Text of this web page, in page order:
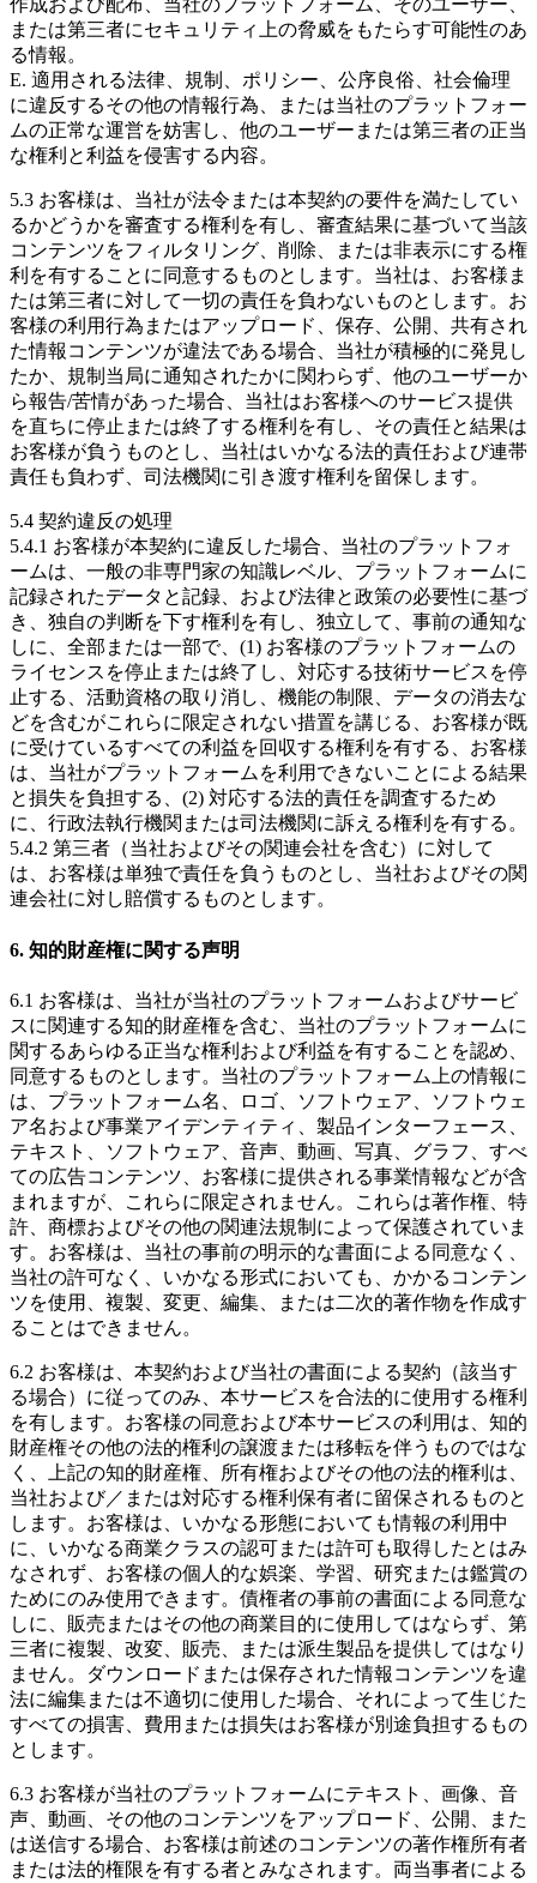
作成および配布、当社のプラットフォーム、そのユーザー、
または第三者にセキュリティ上の脅威をもたらす可能性のあ
る情報。
E. 適用される法律、規制、ポリシー、公序良俗、社会倫理
に違反するその他の情報行為、または当社のプラットフォー
ムの正常な運営を妨害し、他のユーザーまたは第三者の正当
な権利と利益を侵害する内容。
5.3 お客様は、当社が法令または本契約の要件を満たしてい
るかどうかを審査する権利を有し、審査結果に基づいて当該
コンテンツをフィルタリング、削除、または非表示にする権
利を有することに同意するものとします。当社は、お客様ま
たは第三者に対して一切の責任を負わないものとします。お
客様の利用行為またはアップロード、保存、公開、共有され
た情報コンテンツが違法である場合、当社が積極的に発見し
たか、規制当局に通知されたかに関わらず、他のユーザーか
ら報告/苦情があった場合、当社はお客様へのサービス提供
を直ちに停止または終了する権利を有し、その責任と結果は
お客様が負うものとし、当社はいかなる法的責任および連帯
責任も負わず、司法機関に引き渡す権利を留保します。
5.4 契約違反の処理
5.4.1 お客様が本契約に違反した場合、当社のプラットフォ
ームは、一般の非専門家の知識レベル、プラットフォームに
記録されたデータと記録、および法律と政策の必要性に基づ
き、独自の判断を下す権利を有し、独立して、事前の通知な
しに、全部または一部で、(1) お客様のプラットフォームの
ライセンスを停止または終了し、対応する技術サービスを停
止する、活動資格の取り消し、機能の制限、データの消去な
どを含むがこれらに限定されない措置を講じる、お客様が既
に受けているすべての利益を回収する権利を有する、お客様
は、当社がプラットフォームを利用できないことによる結果
と損失を負担する、(2) 対応する法的責任を調査するため
に、行政法執行機関または司法機関に訴える権利を有する。
5.4.2 第三者（当社およびその関連会社を含む）に対して
は、お客様は単独で責任を負うものとし、当社およびその関
連会社に対し賠償するものとします。
6. 知的財産権に関する声明
6.1 お客様は、当社が当社のプラットフォームおよびサービ
スに関連する知的財産権を含む、当社のプラットフォームに
関するあらゆる正当な権利および利益を有することを認め、
同意するものとします。当社のプラットフォーム上の情報に
は、プラットフォーム名、ロゴ、ソフトウェア、ソフトウェ
ア名および事業アイデンティティ、製品インターフェース、
テキスト、ソフトウェア、音声、動画、写真、グラフ、すべ
ての広告コンテンツ、お客様に提供される事業情報などが含
まれますが、これらに限定されません。これらは著作権、特
許、商標およびその他の関連法規制によって保護されていま
す。お客様は、当社の事前の明示的な書面による同意なく、
当社の許可なく、いかなる形式においても、かかるコンテン
ツを使用、複製、変更、編集、または二次的著作物を作成す
ることはできません。
6.2 お客様は、本契約および当社の書面による契約（該当す
る場合）に従ってのみ、本サービスを合法的に使用する権利
を有します。お客様の同意および本サービスの利用は、知的
財産権その他の法的権利の譲渡または移転を伴うものではな
く、上記の知的財産権、所有権およびその他の法的権利は、
当社および／または対応する権利保有者に留保されるものと
します。お客様は、いかなる形態においても情報の利用中
に、いかなる商業クラスの認可または許可も取得したとはみ
なされず、お客様の個人的な娯楽、学習、研究または鑑賞の
ためにのみ使用できます。債権者の事前の書面による同意な
しに、販売またはその他の商業目的に使用してはならず、第
三者に複製、改変、販売、または派生製品を提供してはなり
ません。ダウンロードまたは保存された情報コンテンツを違
法に編集または不適切に使用した場合、それによって生じた
すべての損害、費用または損失はお客様が別途負担するもの
とします。
6.3 お客様が当社のプラットフォームにテキスト、画像、音
声、動画、その他のコンテンツをアップロード、公開、また
は送信する場合、お客様は前述のコンテンツの著作権所有者
または法的権限を有する者とみなされます。両当事者による